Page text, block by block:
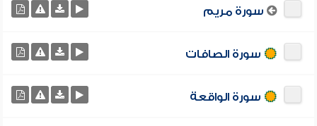
سورة مريم
سورة الصافات
سورة الواقعة